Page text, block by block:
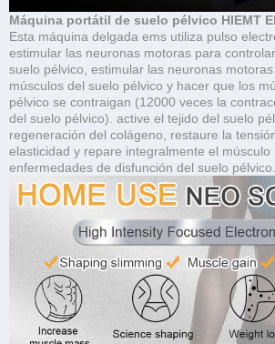
Máquina portátil de suelo pélvico HIEMT
Esta máquina delgada ems utiliza pulso
estimular las neuronas motoras para
suelo pélvico, estimular las neuronas
músculos del suelo pélvico y hacer que los
pélvico se contraigan (12000 veces la
del suelo pélvico). active el tejido del suelo
regeneración del colágeno, restaure la
elasticidad y repare integralmente el
enfermedades de disfunción del suelo pélvico.